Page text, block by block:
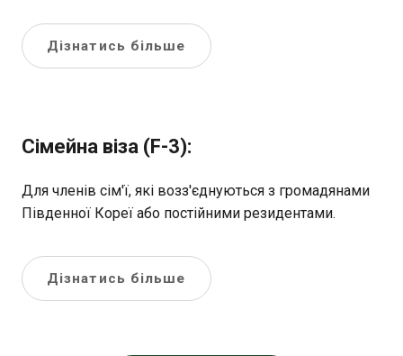
Дізнатись більше
Сімейна віза (F-3):
Для членів сім'ї, які возз'єднуються з громадянами
Південної Кореї або постійними резидентами.
Дізнатись більше